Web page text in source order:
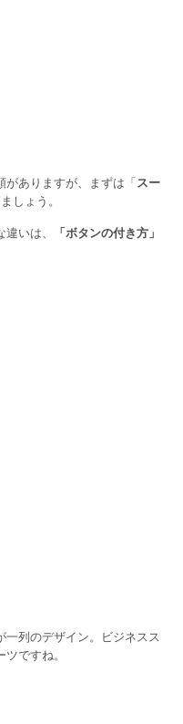
がありますが、まずは「 スー
しょう。
いは、
「ボタンの付き方」
一列のデザイン。ビジネスス
ですね。